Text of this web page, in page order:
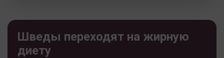
Шведы переходят на жирную
диету